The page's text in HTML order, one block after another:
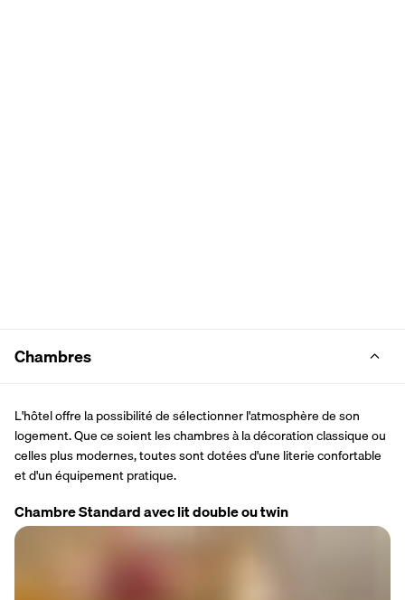
Chambres
L'hôtel offre la possibilité de sélectionner l'atmosphère de son
logement. Que ce soient les chambres à la décoration classique ou
celles plus modernes, toutes sont dotées d'une literie confortable
et d'un équipement pratique.
Chambre Standard avec lit double ou twin